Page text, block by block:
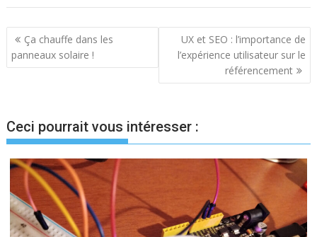
Navigation
de
Ça chauffe dans les
panneaux solaire !
UX et SEO : l’importance de
l’expérience utilisateur sur le
référencement
Ceci pourrait vous intéresser :